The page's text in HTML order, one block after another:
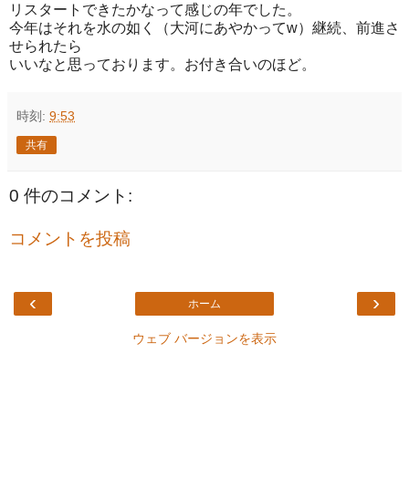
リスタートできたかなって感じの年でした。
今年はそれを水の如く（大河にあやかってw）継続、前進さ
せられたら
いいなと思っております。お付き合いのほど。
時刻: 9:53
共有
0 件のコメント:
コメントを投稿
‹ ›
ホーム
ウェブ バージョンを表示